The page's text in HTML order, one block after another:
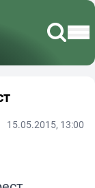
15.05.2015, 13:00